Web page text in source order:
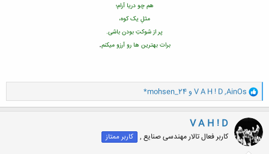
هم چو دریا آرام؛
مثلِ یک کوه،
پر از شوکتِ بودن باشی.
برات بهترین ها رو آرزو میکنم.
و
ا
ک
ن
ش
ه
ا
AinOs
,
V A H ! D و *mohsen_24
V A H ! D
کاربر فعال تالار مهندسی صنایع , کاربر ممتاز